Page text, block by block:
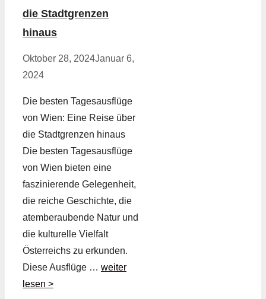
die Stadtgrenzen
hinaus
Oktober 28, 2024Januar 6,
2024
Die besten Tagesausflüge
von Wien: Eine Reise über
die Stadtgrenzen hinaus
Die besten Tagesausflüge
von Wien bieten eine
faszinierende Gelegenheit,
die reiche Geschichte, die
atemberaubende Natur und
die kulturelle Vielfalt
Österreichs zu erkunden.
Diese Ausflüge … weiter
lesen >